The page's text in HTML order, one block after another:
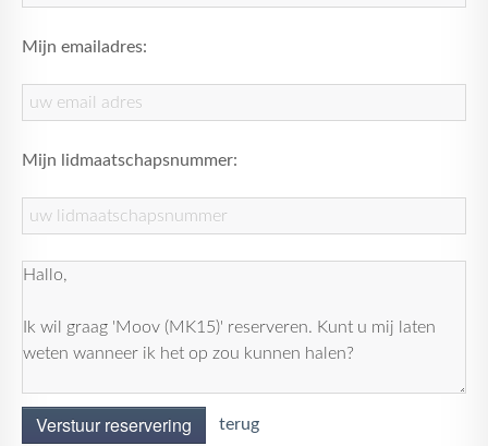
Mijn emailadres:
Mijn lidmaatschapsnummer:
Verstuur reservering terug